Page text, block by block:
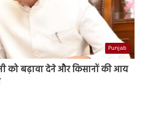
Punjab
को बढ़ावा देने और किसानों की आय